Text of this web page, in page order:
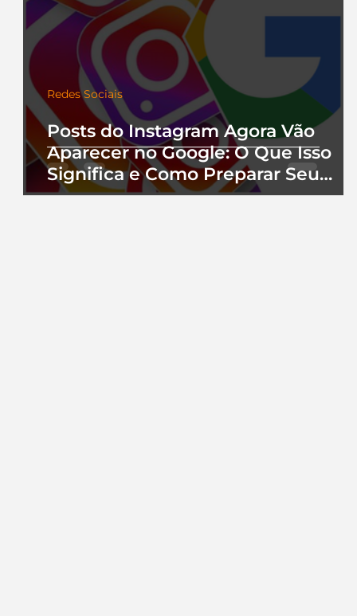
Posts do Instagram Agora Vão
Aparecer no Google: O Que Isso
Significa e Como Preparar Seu
Perfil
Redes Sociais